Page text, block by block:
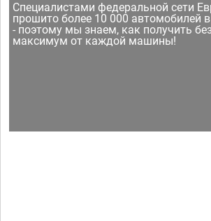
Специалистами федеральной сети
прошито более 10 000 автомобилей
- поэтому мы знаем, как получить
максимум от каждой машины!